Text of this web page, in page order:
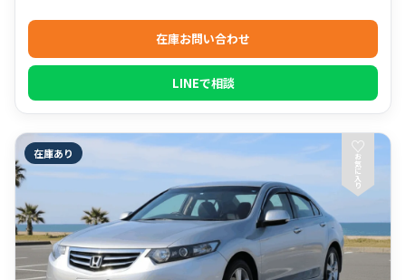
在庫お問い合わせ
LINEで相談
在庫あり ♡
お
気
に
入
り